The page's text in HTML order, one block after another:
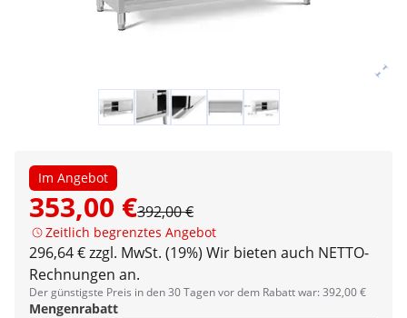
Im Angebot
353,00 €392,00 €
Zeitlich begrenztes Angebot
296,64 € zzgl. MwSt. (19%) Wir bieten auch NETTO-
Rechnungen an.
Der günstigste Preis in den 30 Tagen vor dem Rabatt war: 392,00 €
Mengenrabatt